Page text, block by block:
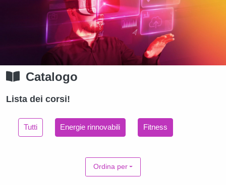
Catalogo
Lista dei corsi!
Tutti Energie rinnovabili Fitness
Ordina per